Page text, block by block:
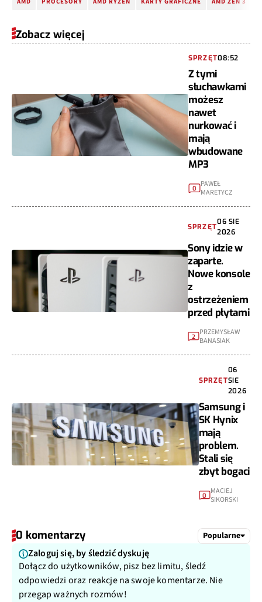
Zobacz więcej
SPRZĘT08:52
Z tymi
słuchawkami
możesz
nawet
nurkować i
mają
wbudowane
MP3
0 PAWEŁ
MARETYCZ
SPRZĘT
06 SIE
2026
Sony idzie w
zaparte.
Nowe konsole
z
ostrzeżeniem
przed płytami
2 PRZEMYSŁAW
BANASIAK
SPRZĘT
06
SIE
2026
Samsung i
SK Hynix
mają
problem.
Stali się
zbyt bogaci
0 MACIEJ
SIKORSKI
0 komentarzy Popularne
Zaloguj się, by śledzić dyskuję
Dołącz do użytkowników, pisz bez limitu, śledź
odpowiedzi oraz reakcje na swoje komentarze. Nie
przegap ważnych rozmów!